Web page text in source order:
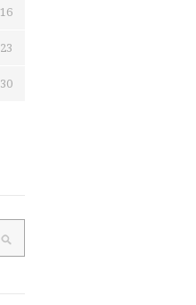
16
23
30